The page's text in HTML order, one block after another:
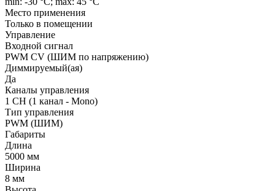
Место применения
Только в помещении
Управление
Входной сигнал
PWM СV (ШИМ по напряжению)
Диммируемый(ая)
Да
Каналы управления
1 CH (1 канал - Mono)
Тип управления
PWM (ШИМ)
Габариты
Длина
5000 мм
Ширина
8 мм